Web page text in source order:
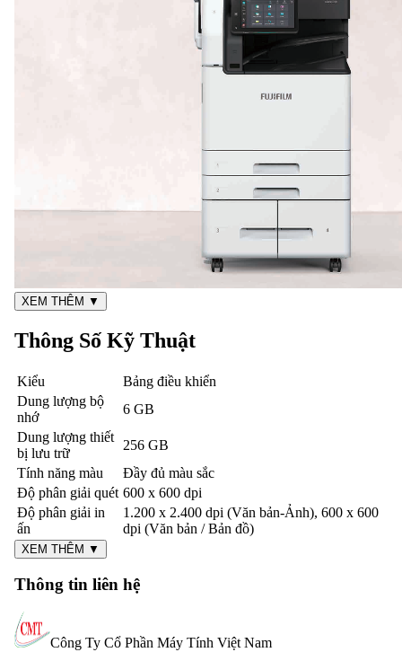
XEM THÊM ▼
Thông Số Kỹ Thuật
Kiểu
Bảng điều khiển
Dung lượng bộ
nhớ
6 GB
Dung lượng thiết
bị lưu trữ
256 GB
Tính năng màu
Đầy đủ màu sắc
Độ phân giải quét 600 x 600 dpi
Độ phân giải in
ấn
1.200 x 2.400 dpi (Văn bản-Ảnh), 600 x 600
dpi (Văn bản / Bản đồ)
XEM THÊM ▼
Thông tin liên hệ
Công Ty Cổ Phần Máy Tính Việt Nam